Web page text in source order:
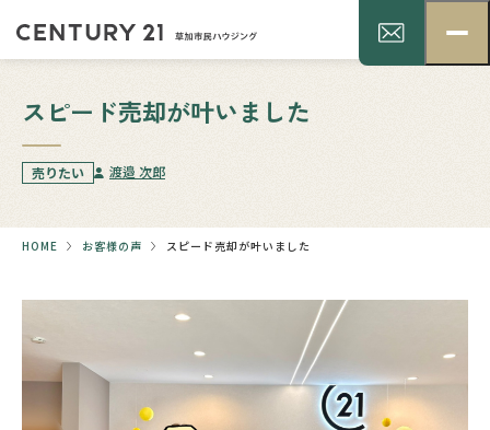
スピード売却が叶いました
売りたい 渡邉 次郎
HOME お客様の声 スピード売却が叶いました